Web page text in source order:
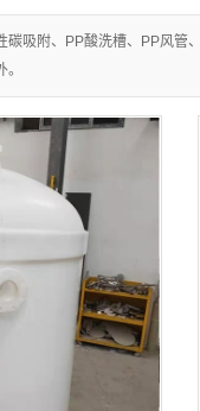
射真空机组
卧式喷淋塔
计量罐
冷凝器
吸附、PP酸洗槽、PP风管